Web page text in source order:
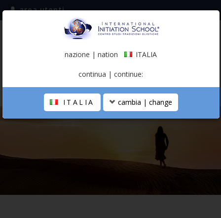
iscriviti alla mailing list
(italiano)
area utenti
LA SCUOLA
nazione | nation ITALIA
continua | continue:
ITALIA cambia | change